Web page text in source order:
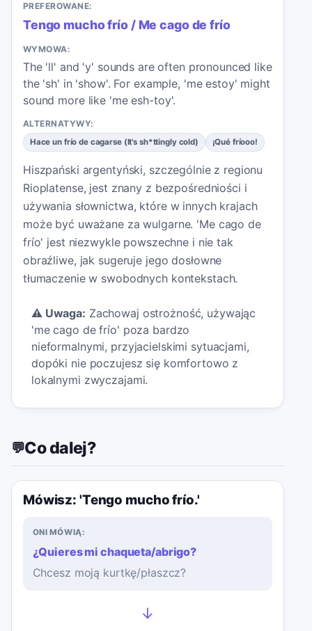
PREFEROWANE:
Tengo mucho frío / Me cago de frío
WYMOWA:
The 'll' and 'y' sounds are often pronounced like
the 'sh' in 'show'. For example, 'me estoy' might
sound more like 'me esh-toy'.
ALTERNATYWY:
Hace un frío de cagarse (It's sh*ttingly cold) ¡Qué fríooo!
Hiszpański argentyński, szczególnie z regionu
Rioplatense, jest znany z bezpośredniości i
używania słownictwa, które w innych krajach
może być uważane za wulgarne. 'Me cago de
frío' jest niezwykle powszechne i nie tak
obraźliwe, jak sugeruje jego dosłowne
tłumaczenie w swobodnych kontekstach.
⚠️ Uwaga: Zachowaj ostrożność, używając
'me cago de frío' poza bardzo
nieformalnymi, przyjacielskimi sytuacjami,
dopóki nie poczujesz się komfortowo z
lokalnymi zwyczajami.
💬Co dalej?
Mówisz: 'Tengo mucho frío.'
ONI MÓWIĄ:
¿Quieres mi chaqueta/abrigo?
Chcesz moją kurtkę/płaszcz?
→